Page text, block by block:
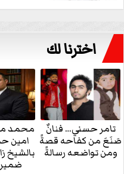
السحابية
اخترنا لك
تامر حسني… فنانٌ
صَنَعَ من كفاحه قصةً
ومن تواضعه رسالةً
محمد
امين
بالشيخ